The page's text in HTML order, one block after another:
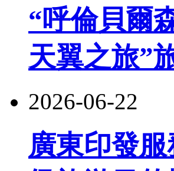
“呼倫貝爾
天翼之旅”
2026-06-22
廣東印發